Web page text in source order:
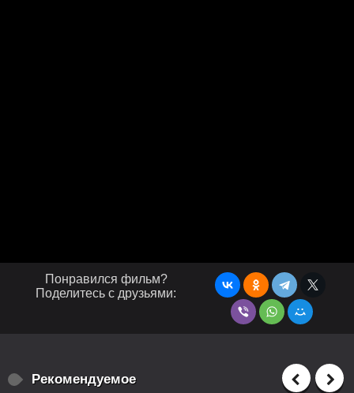
Понравился фильм?
Поделитесь с друзьями:
Рекомендуемое